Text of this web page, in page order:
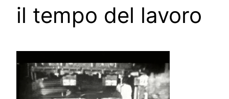
il tempo del lavoro